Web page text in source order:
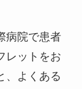
病院で患者
レットをお
、よくある